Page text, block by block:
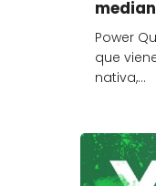
Power
que
nativa,…